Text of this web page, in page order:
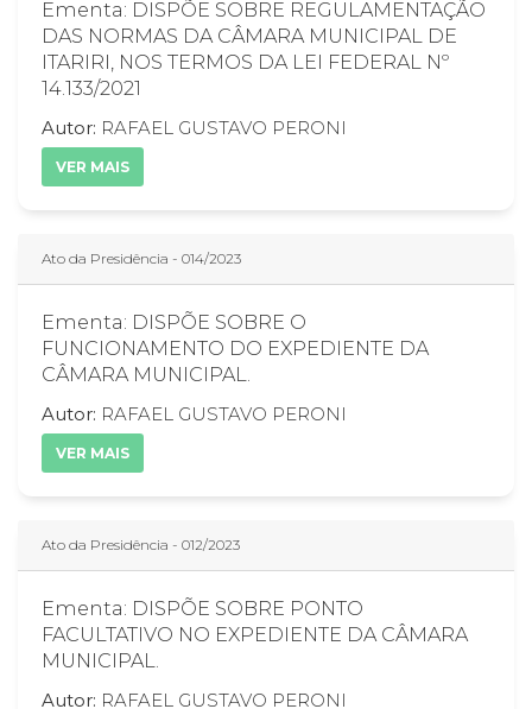
Ementa: DISPÕE SOBRE REGULAMENTAÇÃO
DAS NORMAS DA CÂMARA MUNICIPAL DE
ITARIRI, NOS TERMOS DA LEI FEDERAL Nº
14.133/2021
Autor: RAFAEL GUSTAVO PERONI
VER MAIS
Ato da Presidência - 014/2023
Ementa: DISPÕE SOBRE O
FUNCIONAMENTO DO EXPEDIENTE DA
CÂMARA MUNICIPAL.
Autor: RAFAEL GUSTAVO PERONI
VER MAIS
Ato da Presidência - 012/2023
Ementa: DISPÕE SOBRE PONTO
FACULTATIVO NO EXPEDIENTE DA CÂMARA
MUNICIPAL.
Autor: RAFAEL GUSTAVO PERONI